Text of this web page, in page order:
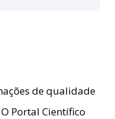
de qualidade
Portal Científico